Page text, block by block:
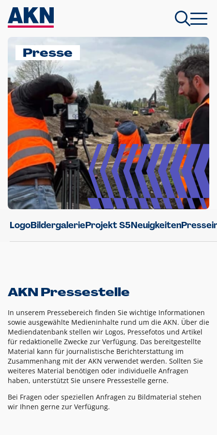
Presse
LogoBildergalerieProjekt S5Neuigkeiten
AKN Pressestelle
In unserem Pressebereich finden Sie wichtige Informationen
sowie ausgewählte Medieninhalte rund um die AKN. Über die
Mediendatenbank stellen wir Logos, Pressefotos und Artikel
für redaktionelle Zwecke zur Verfügung. Das bereitgestellte
Material kann für journalistische Berichterstattung im
Zusammenhang mit der AKN verwendet werden. Sollten Sie
weiteres Material benötigen oder individuelle Anfragen
haben, unterstützt Sie unsere Pressestelle gerne.
Bei Fragen oder speziellen Anfragen zu Bildmaterial stehen
wir Ihnen gerne zur Verfügung.